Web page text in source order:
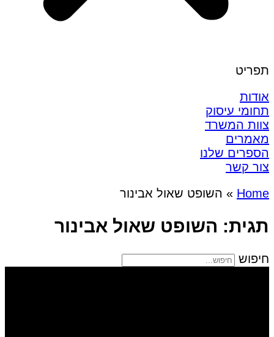
תפריט
אודות
תחומי עיסוק
צוות המשרד
מאמרים
הספרים שלנו
צור קשר
Home
» השופט שאול אבינור
תגית: השופט שאול אבינור
חיפוש